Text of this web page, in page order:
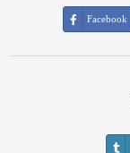
Facebook